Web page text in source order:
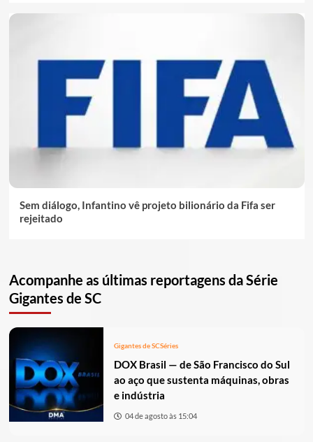
Sem diálogo, Infantino vê projeto bilionário da Fifa ser
rejeitado
Acompanhe as últimas reportagens da Série
Gigantes de SC
Gigantes de SCSéries
DOX Brasil — de São Francisco do Sul
ao aço que sustenta máquinas, obras
e indústria
04 de agosto às 15:04